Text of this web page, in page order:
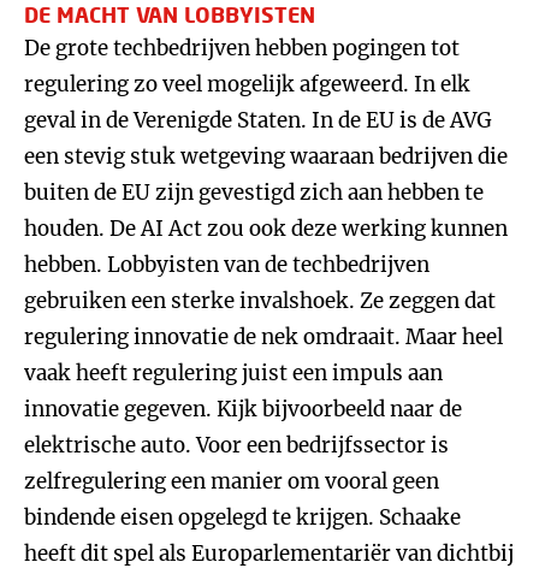
DE MACHT VAN LOBBYISTEN
De grote techbedrijven hebben pogingen tot
regulering zo veel mogelijk afgeweerd. In elk
geval in de Verenigde Staten. In de EU is de AVG
een stevig stuk wetgeving waaraan bedrijven die
buiten de EU zijn gevestigd zich aan hebben te
houden. De AI Act zou ook deze werking kunnen
hebben. Lobbyisten van de techbedrijven
gebruiken een sterke invalshoek. Ze zeggen dat
regulering innovatie de nek omdraait. Maar heel
vaak heeft regulering juist een impuls aan
innovatie gegeven. Kijk bijvoorbeeld naar de
elektrische auto. Voor een bedrijfssector is
zelfregulering een manier om vooral geen
bindende eisen opgelegd te krijgen. Schaake
heeft dit spel als Europarlementariër van dichtbij